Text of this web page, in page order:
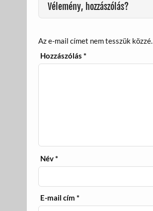
Vélemény, hozzászólás?
Az e-mail címet nem tesszük közzé.
Hozzászólás*
Név*
E-mail cím*